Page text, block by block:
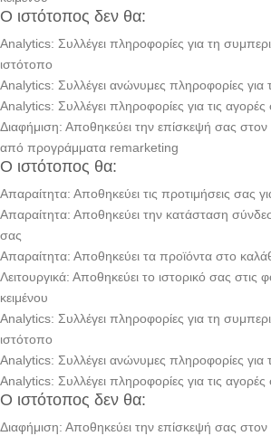
Ο ιστότοπος δεν θα:
Analytics: Συλλέγει πληροφορίες για τη
ιστότοπο
Analytics: Συλλέγει ανώνυμες πληροφορίες για
Analytics: Συλλέγει πληροφορίες για τις αγορές
Διαφήμιση: Αποθηκεύει την επίσκεψή σας στον
από προγράμματα remarketing
Ο ιστότοπος θα:
Απαραίτητα: Αποθηκεύει τις προτιμήσεις σας
Απαραίτητα: Αποθηκεύει την κατάσταση
σας
Απαραίτητα: Αποθηκεύει τα προϊόντα στο
Λειτουργικά: Αποθηκεύει το ιστορικό σας στις
κειμένου
Analytics: Συλλέγει πληροφορίες για τη
ιστότοπο
Analytics: Συλλέγει ανώνυμες πληροφορίες για
Analytics: Συλλέγει πληροφορίες για τις αγορές
Ο ιστότοπος δεν θα:
Διαφήμιση: Αποθηκεύει την επίσκεψή σας στον